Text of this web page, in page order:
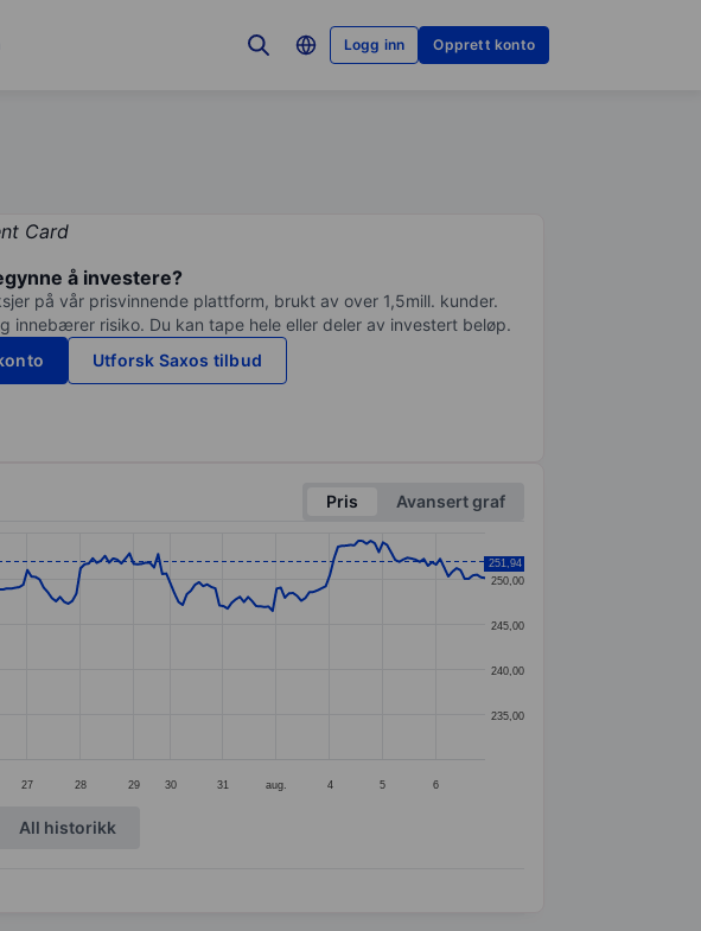
Logg inn Opprett konto
å investere?
på vår prisvinnende plattform, brukt av over 1,5mill. kunder.
innebærer risiko. Du kan tape hele eller deler av investert beløp.
Utforsk Saxos tilbud
Pris
Avansert graf
27 28 29 30 31 aug. 4 5 6
235,00
240,00
245,00
250,00
251,94
All historikk